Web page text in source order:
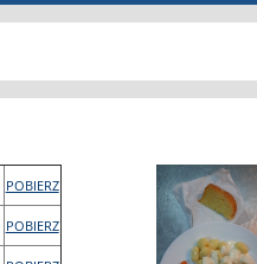
POBIERZ
POBIERZ